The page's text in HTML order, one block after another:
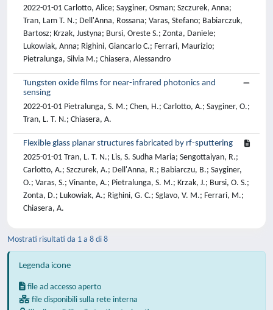
2022-01-01 Carlotto, Alice; Sayginer, Osman; Szczurek, Anna;
Tran, Lam T. N.; Dell'Anna, Rossana; Varas, Stefano; Babiarczuk,
Bartosz; Krzak, Justyna; Bursi, Oreste S.; Zonta, Daniele;
Lukowiak, Anna; Righini, Giancarlo C.; Ferrari, Maurizio;
Pietralunga, Silvia M.; Chiasera, Alessandro
Tungsten oxide films for near-infrared photonics and
sensing
2022-01-01 Pietralunga, S. M.; Chen, H.; Carlotto, A.; Sayginer, O.;
Tran, L. T. N.; Chiasera, A.
Flexible glass planar structures fabricated by rf-sputtering
2025-01-01 Tran, L. T. N.; Lis, S. Sudha Maria; Sengottaiyan, R.;
Carlotto, A.; Szczurek, A.; Dell'Anna, R.; Babiarczu, B.; Sayginer,
O.; Varas, S.; Vinante, A.; Pietralunga, S. M.; Krzak, J.; Bursi, O. S.;
Zonta, D.; Lukowiak, A.; Righini, G. C.; Sglavo, V. M.; Ferrari, M.;
Chiasera, A.
Mostrati risultati da 1 a 8 di 8
Legenda icone
file ad accesso aperto
file disponibili sulla rete interna